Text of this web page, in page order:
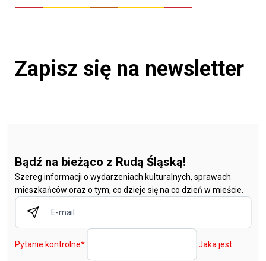
Zapisz się na newsletter
Bądź na bieżąco z Rudą Śląską!
Szereg informacji o wydarzeniach kulturalnych, sprawach
mieszkańców oraz o tym, co dzieje się na co dzień w mieście.
Pytanie kontrolne* Jaka jest